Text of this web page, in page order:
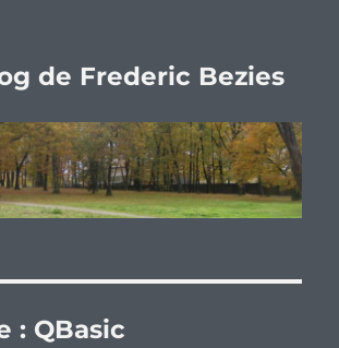
de Frederic Bezies
: QBasic